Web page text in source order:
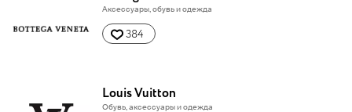
Аксессуары, обувь и одежда
384
Louis Vuitton
Обувь, аксессуары и одежда